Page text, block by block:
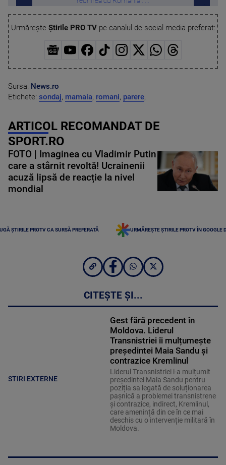
Urmărește Știrile PRO TVpe canalul de social media preferat:
Sursa: News.ro
Etichete: sondaj, mamaia, romani, parere,
ARTICOL RECOMANDAT DE
SPORT.RO
FOTO | Imaginea cu Vladimir Putin
care a stârnit revoltă! Ucrainenii
acuză lipsă de reacție la nivel
mondial
ȘTIRILE PROTV CA SURSĂ PREFERATĂ URMĂREȘTE ȘTIRILE PROTV ÎN GOOGLE
CITEȘTE ȘI...
STIRI EXTERNE
Gest fără precedent în
Moldova. Liderul
Transnistriei îi mulțumește
președintei Maia Sandu și
contrazice Kremlinul
Liderul Transnistriei i-a mulțumit
președintei Maia Sandu pentru
poziția sa legată de soluționarea
pașnică a problemei transnistrene
și contrazice, indirect, Kremlinul,
care amenință din ce în ce mai
deschis cu o intervenție militară în
Moldova.